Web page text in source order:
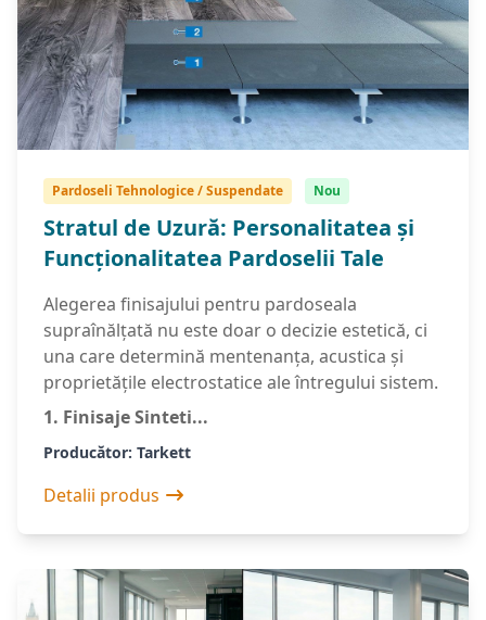
Pardoseli Tehnologice / Suspendate Nou
Stratul de Uzură: Personalitatea și
Funcționalitatea Pardoselii Tale
Alegerea finisajului pentru pardoseala
supraînălțată nu este doar o decizie estetică, ci
una care determină mentenanța, acustica și
proprietățile electrostatice ale întregului sistem.
1. Finisaje Sinteti...
Producător: Tarkett
Detalii produs